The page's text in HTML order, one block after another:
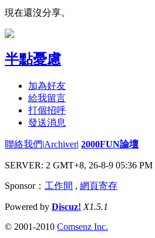
現在還沒分享。
半點憂慮
加為好友
給我留言
打個招呼
發送消息
聯絡我們|Archiver| 2000FUN論壇
SERVER: 2 GMT+8, 26-8-9 05:36 PM
Sponsor： 工作間 , 網頁寄存
Powered by Discuz! X1.5.1
© 2001-2010 Comsenz Inc.